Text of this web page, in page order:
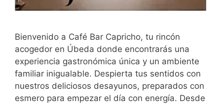
Bienvenido a Café Bar Capricho, tu rincón
acogedor en Úbeda donde encontrarás una
experiencia gastronómica única y un ambiente
familiar inigualable. Despierta tus sentidos con
nuestros deliciosos desayunos, preparados con
esmero para empezar el día con energía. Desde